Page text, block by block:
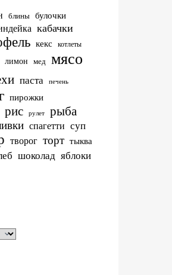
блины булочки
кабачки
кекс котлеты
лимон мед мясо
паста печень
пирожки
рис рулет рыба
спагетти суп
творог торт тыква
шоколад яблоки